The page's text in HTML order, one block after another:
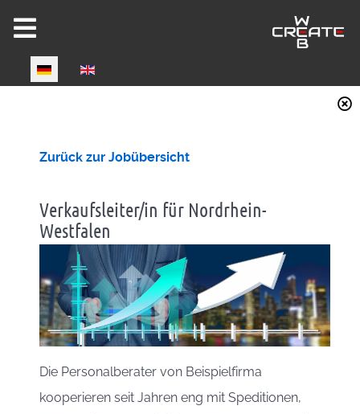
Select your language
CW-HIRE DEMO
Now fully Joomla 6 compatible!
Joomla 6 ready!
Zurück zur Jobübersicht
Verkaufsleiter/in für Nordrhein-
Westfalen
Die Personalberater von Beispielfirma
kooperieren seit Jahren eng mit Speditionen,